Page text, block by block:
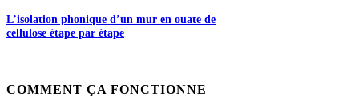
L’isolation phonique d’un mur en ouate de
cellulose étape par étape
COMMENT ÇA FONCTIONNE